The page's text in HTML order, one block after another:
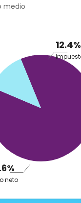
medio
12.4%
neto